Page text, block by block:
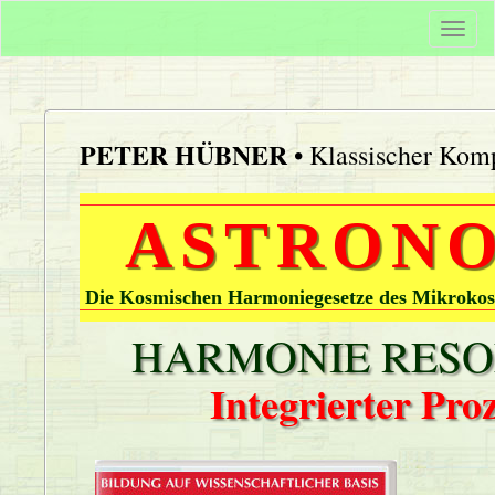
PETER HÜBNER• Klassischer
Die Kosmischen Harmoniegesetze des
HARMONIE
Integrierter